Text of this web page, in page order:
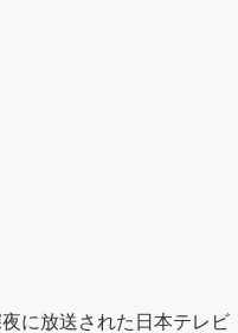
に放送された日本テレビ